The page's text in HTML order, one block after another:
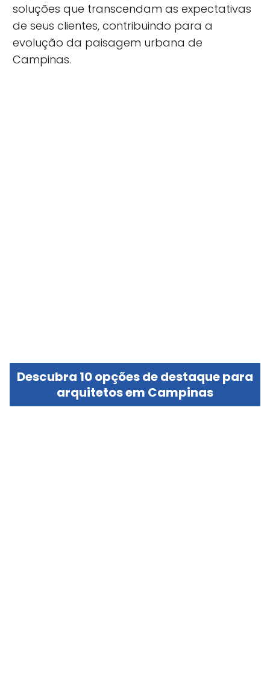
soluções que transcendam as expectativas
de seus clientes, contribuindo para a
evolução da paisagem urbana de
Campinas.
Descubra 10 opções de destaque para
arquitetos em Campinas